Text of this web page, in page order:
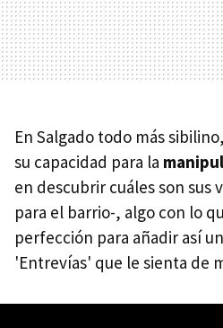
En Salgado todo más
su capacidad para la
en descubrir cuáles son sus
para el barrio-, algo con lo
perfección para añadir así
'Entrevías' que le sienta de